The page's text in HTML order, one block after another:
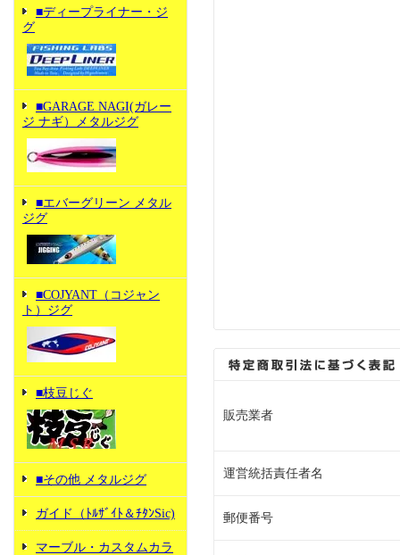
■ディープライナー・ジ
グ
■GARAGE NAGI(ガレー
ジ ナギ）メタルジグ
■エバーグリーン メタル
ジグ
■COJYANT（コジャン
ト）ジグ
■枝豆じぐ
■その他 メタルジグ
ガイド（ﾄﾙｻﾞｲﾄ＆ﾁﾀﾝSic)
マーブル・カスタムカラ
販売業者
運営統括責任者名
郵便番号